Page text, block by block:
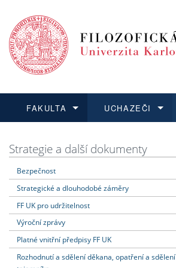
FAKULTA
Dozvědět se více
UCHAZEČI
Podat přihlášku
Dozvědět se více
Dozvědět se více
Dozvědět se více
Strategie a další dokumenty
Bezpečnost
Strategické a dlouhodobé záměry
FF UK pro udržitelnost
Výroční zprávy
Platné vnitřní předpisy FF UK
Rozhodnutí a sdělení děkana, opatření a sdělení